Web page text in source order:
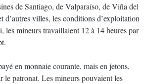
de Santiago, de Valparaíso, de Viña del
d’autres villes, les conditions d’exploitation
les mineurs travaillaient 12 à 14 heures par
en monnaie courante, mais en jetons,
le patronat. Les mineurs pouvaient les